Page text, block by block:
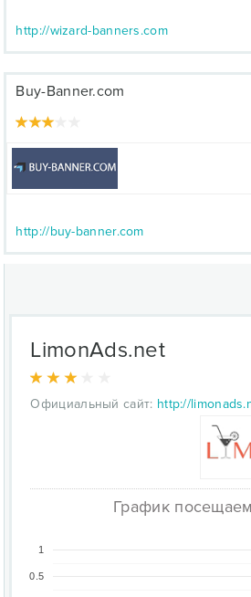
http://wizard-banners.com
Buy-Banner.com
http://buy-banner.com
LimonAds.net
Официальный сайт: http://
График
0.5
1